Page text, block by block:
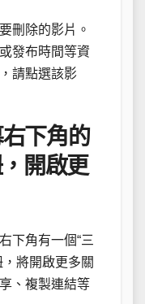
刪除的影片。
發布時間等資
請點選該影
下角的
開啟更
下角有一個“三
將開啟更多關
、複製連結等